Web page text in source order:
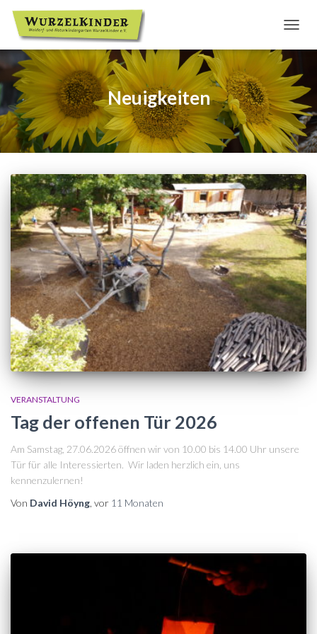
Neuigkeiten
VERANSTALTUNG
Tag der offenen Tür 2026
Am Samstag, 27.06.2026 öffnen wir von 10.00 bis 14.00 Uhr unsere
Tür für alle Interessierten. Wir laden herzlich ein, uns
kennenzulernen!
Von David Höyng , vor 11 Monaten